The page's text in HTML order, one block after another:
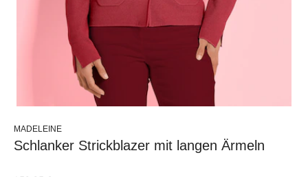
MADELEINE
Schlanker Strickblazer mit langen Ärmeln